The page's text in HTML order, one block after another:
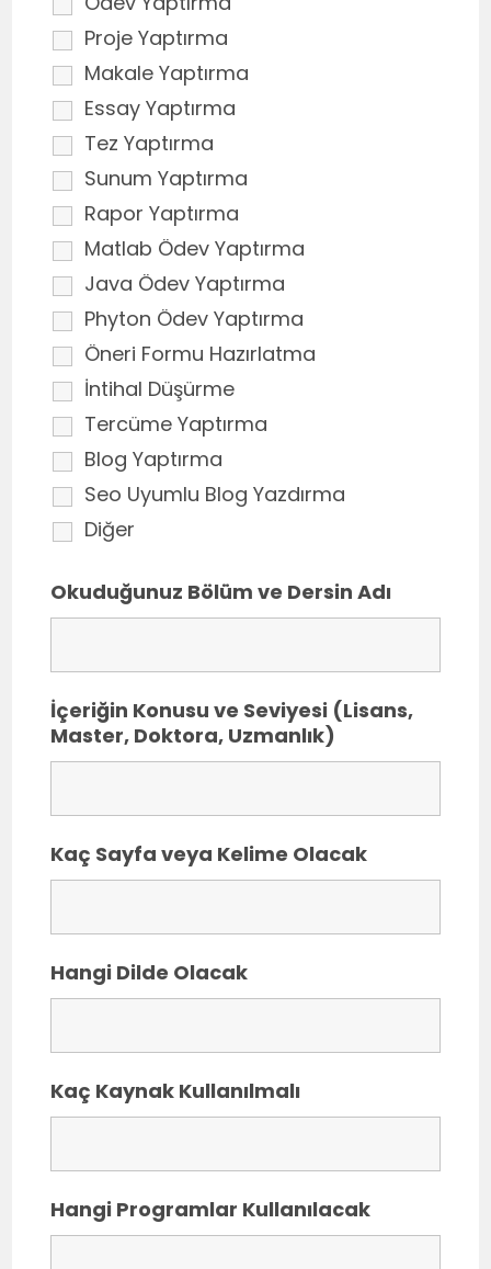
Proje Yaptırma
Makale Yaptırma
Essay Yaptırma
Tez Yaptırma
Sunum Yaptırma
Rapor Yaptırma
Matlab Ödev Yaptırma
Java Ödev Yaptırma
Phyton Ödev Yaptırma
Öneri Formu Hazırlatma
İntihal Düşürme
Tercüme Yaptırma
Blog Yaptırma
Seo Uyumlu Blog Yazdırma
Diğer
Okuduğunuz Bölüm ve Dersin Adı
İçeriğin Konusu ve Seviyesi (Lisans,
Master, Doktora, Uzmanlık)
Kaç Sayfa veya Kelime Olacak
Hangi Dilde Olacak
Kaç Kaynak Kullanılmalı
Hangi Programlar Kullanılacak